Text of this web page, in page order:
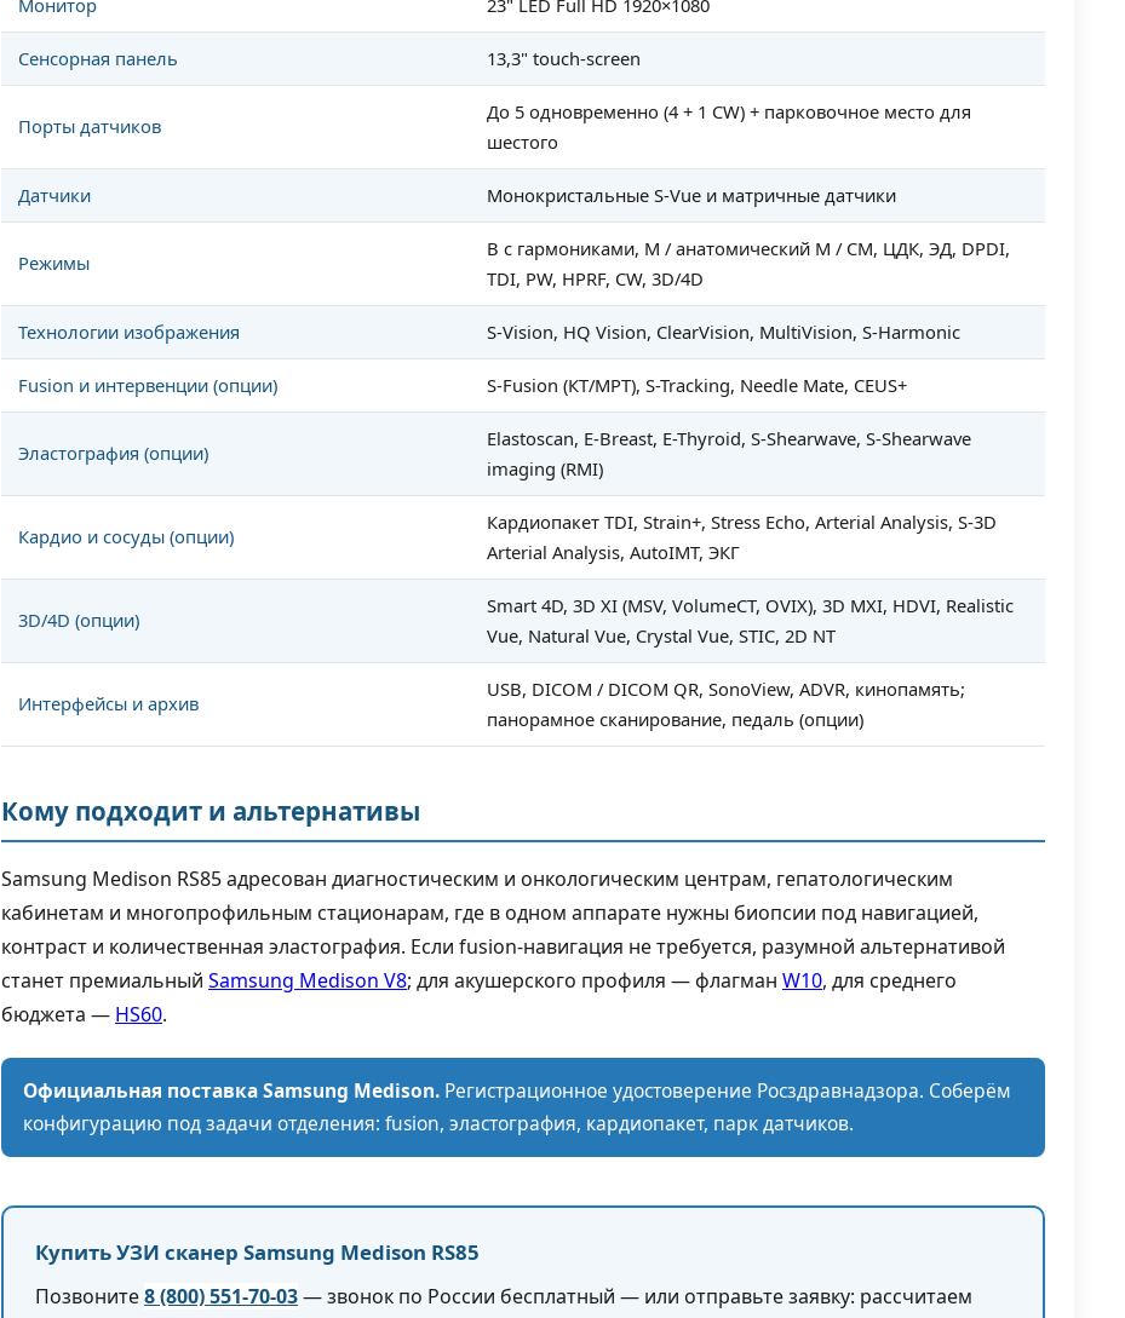
Монитор 23" LED Full HD 1920×1080
Сенсорная панель 13,3" touch-screen
Порты датчиков
До 5 одновременно (4 + 1 CW) + парковочное место для
шестого
Датчики Монокристальные S-Vue и матричные датчики
Режимы
B с гармониками, M / анатомический M / CM, ЦДК, ЭД, DPDI,
TDI, PW, HPRF, CW, 3D/4D
Технологии изображения S-Vision, HQ Vision, ClearVision, MultiVision, S-Harmonic
Fusion и интервенции (опции) S-Fusion (КТ/МРТ), S-Tracking, Needle Mate, CEUS+
Эластография (опции)
Elastoscan, E-Breast, E-Thyroid, S-Shearwave, S-Shearwave
imaging (RMI)
Кардио и сосуды (опции)
Кардиопакет TDI, Strain+, Stress Echo, Arterial Analysis, S-3D
Arterial Analysis, AutoIMT, ЭКГ
3D/4D (опции)
Smart 4D, 3D XI (MSV, VolumeCT, OVIX), 3D MXI, HDVI, Realistic
Vue, Natural Vue, Crystal Vue, STIC, 2D NT
Интерфейсы и архив
USB, DICOM / DICOM QR, SonoView, ADVR, кинопамять;
панорамное сканирование, педаль (опции)
Кому подходит и альтернативы
Samsung Medison RS85 адресован диагностическим и онкологическим центрам, гепатологическим
кабинетам и многопрофильным стационарам, где в одном аппарате нужны биопсии под навигацией,
контраст и количественная эластография. Если fusion-навигация не требуется, разумной альтернативой
станет премиальный Samsung Medison V8; для акушерского профиля — флагман W10, для среднего
бюджета — HS60.
Официальная поставка Samsung Medison. Регистрационное удостоверение Росздравнадзора. Соберём
конфигурацию под задачи отделения: fusion, эластография, кардиопакет, парк датчиков.
Купить УЗИ сканер Samsung Medison RS85
Позвоните8 (800) 551-70-03— звонок по России бесплатный — или отправьте заявку: рассчитаем